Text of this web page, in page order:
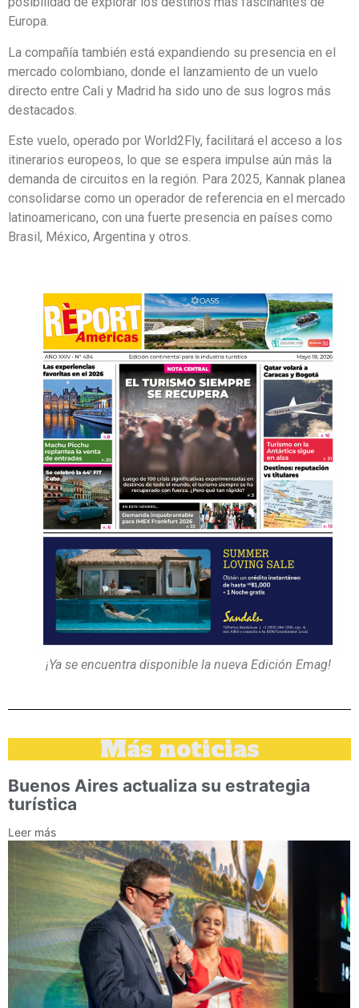
Europa.
La compañía también está expandiendo su presencia en el
mercado colombiano, donde el lanzamiento de un vuelo
directo entre Cali y Madrid ha sido uno de sus logros más
destacados.
Este vuelo, operado por World2Fly, facilitará el acceso a los
itinerarios europeos, lo que se espera impulse aún más la
demanda de circuitos en la región. Para 2025, Kannak planea
consolidarse como un operador de referencia en el mercado
latinoamericano, con una fuerte presencia en países como
Brasil, México, Argentina y otros.
¡Ya se encuentra disponible la nueva Edición Emag!
Más noticias
Buenos Aires actualiza su estrategia
turística
Leer más